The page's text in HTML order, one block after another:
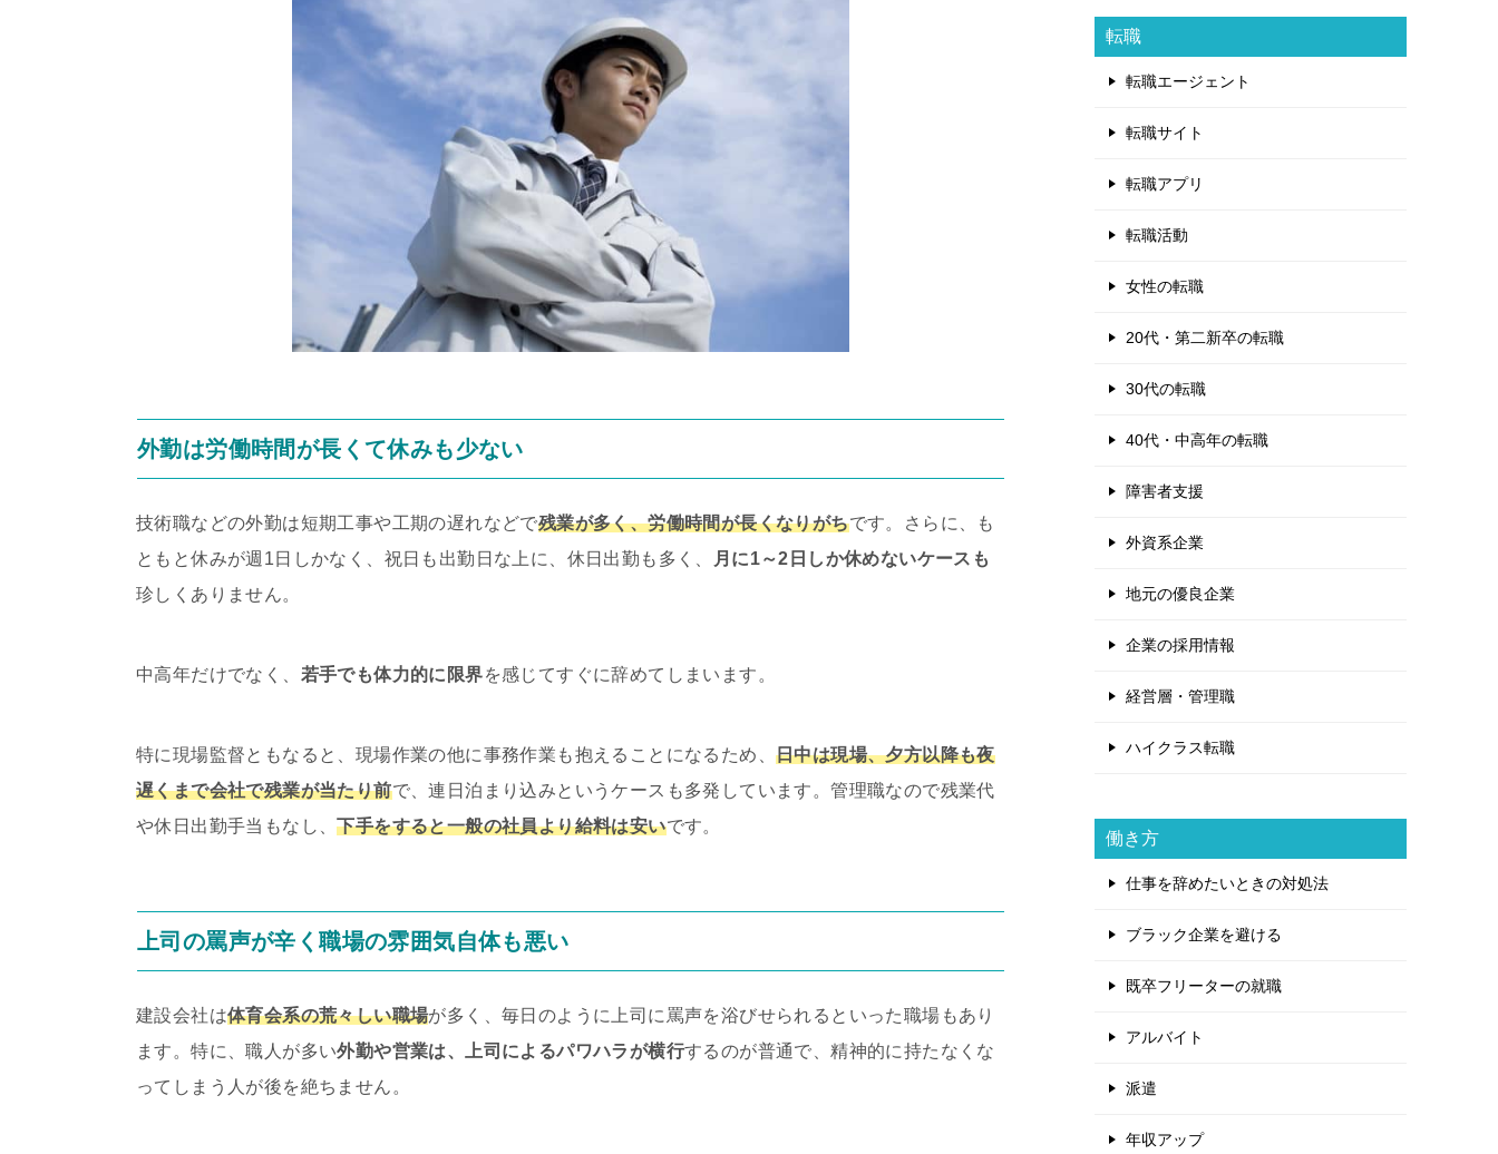
外勤は労働時間が長くて休みも少ない
技術職などの外勤は短期工事や工期の遅れなどで残業が多く、労働時間が長くなりがちです。さらに、も
ともと休みが週1日しかなく、祝日も出勤日な上に、休日出勤も多く、
月に1～2日しか休めないケースも
珍しくありません。
中高年だけでなく、 若手でも体力的に限界を感じてすぐに辞めてしまいます。
特に現場監督ともなると、現場作業の他に事務作業も抱えることになるため、 日中は現場、夕方以降も夜
遅くまで会社で残業が当たり前で、連日泊まり込みというケースも多発しています。管理職なので残業代
や休日出勤手当もなし、下手をすると一般の社員より給料は安いです。
上司の罵声が辛く職場の雰囲気自体も悪い
建設会社は体育会系の荒々しい職場が多く、毎日のように上司に罵声を浴びせられるといった職場もあり
ます。特に、職人が多い外勤や営業は、上司によるパワハラが横行するのが普通で、精神的に持たなくな
ってしまう人が後を絶ちません。
転職
転職エージェント
転職サイト
転職アプリ
転職活動
女性の転職
20代・第二新卒の転職
30代の転職
40代・中高年の転職
障害者支援
外資系企業
地元の優良企業
企業の採用情報
経営層・管理職
ハイクラス転職
働き方
仕事を辞めたいときの対処法
ブラック企業を避ける
既卒フリーターの就職
アルバイト
派遣
年収アップ